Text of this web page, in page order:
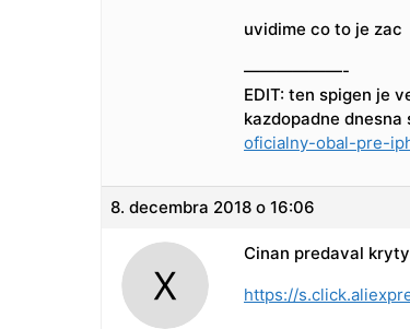
uvidime co to je zac
——————-
EDIT: ten spigen je
kazdopadne dnesna
oficialny-obal-pre-
8. decembra 2018 o 16:06
Cinan predaval
https://